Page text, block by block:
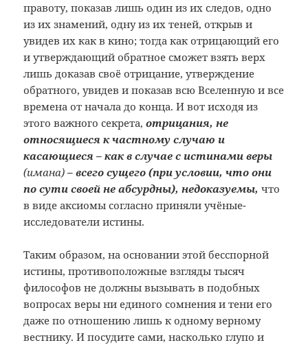
правоту, показав лишь один из их следов, одно
из их знамений, одну из их теней, открыв и
увидев их как в кино; тогда как отрицающий его
и утверждающий обратное сможет взять верх
лишь доказав своё отрицание, утверждение
обратного, увидев и показав всю Вселенную и все
времена от начала до конца. И вот исходя из
этого важного секрета, отрицания, не
относящиеся к частному случаю и
касающиеся – как в случае с истинами веры
(имана) – всего сущего (при условии, что они
по сути своей не абсурдны), недоказуемы, что
в виде аксиомы согласно приняли учёные-
исследователи истины.
Таким образом, на основании этой бесспорной
истины, противоположные взгляды тысяч
философов не должны вызывать в подобных
вопросах веры ни единого сомнения и тени его
даже по отношению лишь к одному верному
вестнику. И посудите сами, насколько глупо и